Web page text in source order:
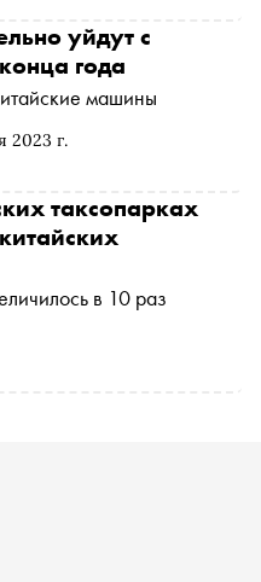
2023 г.
уйдут с
года
машины
таксопарках
в 10 раз